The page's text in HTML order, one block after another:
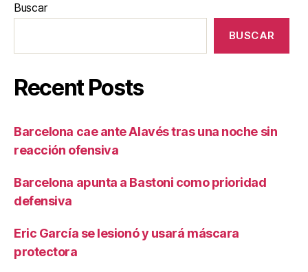
Buscar
BUSCAR
Recent Posts
Barcelona cae ante Alavés tras una noche sin
reacción ofensiva
Barcelona apunta a Bastoni como prioridad
defensiva
Eric García se lesionó y usará máscara
protectora